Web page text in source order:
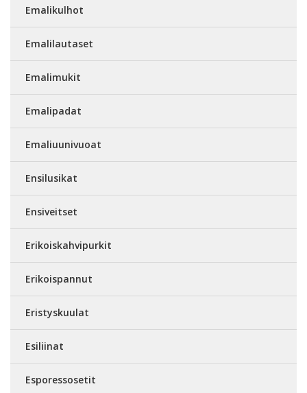
Emalikulhot
Emalilautaset
Emalimukit
Emalipadat
Emaliuunivuoat
Ensilusikat
Ensiveitset
Erikoiskahvipurkit
Erikoispannut
Eristyskuulat
Esiliinat
Esporessosetit